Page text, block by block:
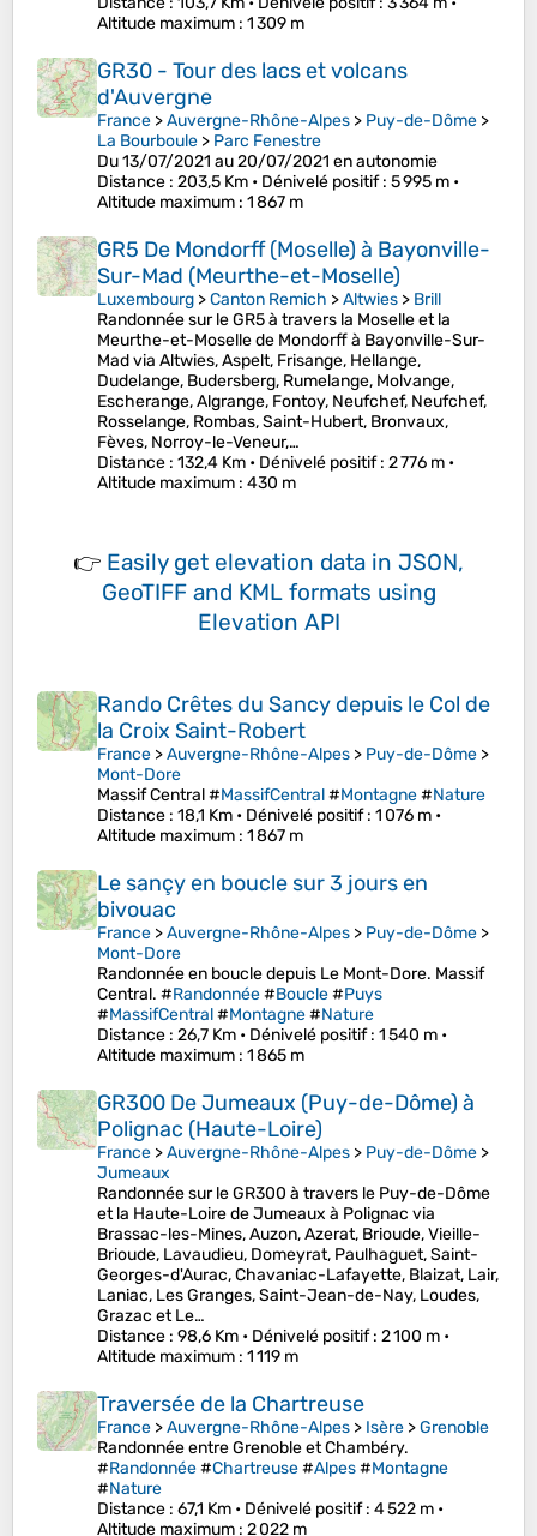
Altitude maximum : 1 309 m
GR30 - Tour des lacs et volcans
d'Auvergne
France >Auvergne-Rhône-Alpes > Puy-de-Dôme >
La Bourboule > Parc Fenestre
Du 13/07/2021 au 20/07/2021 en autonomie
Distance : 203,5 Km • Dénivelé positif: 5 995 m •
Altitude maximum : 1 867 m
GR5 De Mondorff (Moselle) à Bayonville-
Sur-Mad (Meurthe-et-Moselle)
Luxembourg >Canton Remich >Altwies > Brill
Randonnée sur le GR5 à travers la Moselle et la
Meurthe-et-Moselle de Mondorff à Bayonville-Sur-
Mad via Altwies, Aspelt, Frisange, Hellange,
Dudelange, Budersberg, Rumelange, Molvange,
Escherange, Algrange, Fontoy, Neufchef, Neufchef,
Rosselange, Rombas, Saint-Hubert, Bronvaux,
Fèves, Norroy-le-Veneur,…
Distance : 132,4 Km • Dénivelé positif: 2 776 m •
Altitude maximum : 430 m
👉 Easily get elevation data in JSON,
GeoTIFF and KML formats using
Elevation API
Rando Crêtes du Sancy depuis le Col de
la Croix Saint-Robert
France >Auvergne-Rhône-Alpes > Puy-de-Dôme >
Mont-Dore
Massif Central #MassifCentral#Montagne#Nature
Distance : 18,1 Km • Dénivelé positif: 1 076 m •
Altitude maximum : 1 867 m
Le sançy en boucle sur 3 jours en
bivouac
France >Auvergne-Rhône-Alpes > Puy-de-Dôme >
Mont-Dore
Randonnée en boucle depuis Le Mont-Dore. Massif
Central. #Randonnée#Boucle#Puys
#MassifCentral#Montagne#Nature
Distance : 26,7 Km • Dénivelé positif: 1 540 m •
Altitude maximum : 1 865 m
GR300 De Jumeaux (Puy-de-Dôme) à
Polignac (Haute-Loire)
France >Auvergne-Rhône-Alpes > Puy-de-Dôme >
Jumeaux
Randonnée sur le GR300 à travers le Puy-de-Dôme
et la Haute-Loire de Jumeaux à Polignac via
Brassac-les-Mines, Auzon, Azerat, Brioude, Vieille-
Brioude, Lavaudieu, Domeyrat, Paulhaguet, Saint-
Georges-d'Aurac, Chavaniac-Lafayette, Blaizat, Lair,
Laniac, Les Granges, Saint-Jean-de-Nay, Loudes,
Grazac et Le…
Distance : 98,6 Km • Dénivelé positif: 2 100 m •
Altitude maximum : 1 119 m
Traversée de la Chartreuse
France >Auvergne-Rhône-Alpes > Isère >Grenoble
Randonnée entre Grenoble et Chambéry.
#Randonnée#Chartreuse#Alpes#Montagne
#Nature
Distance : 67,1 Km • Dénivelé positif: 4 522 m •
Altitude maximum : 2 022 m